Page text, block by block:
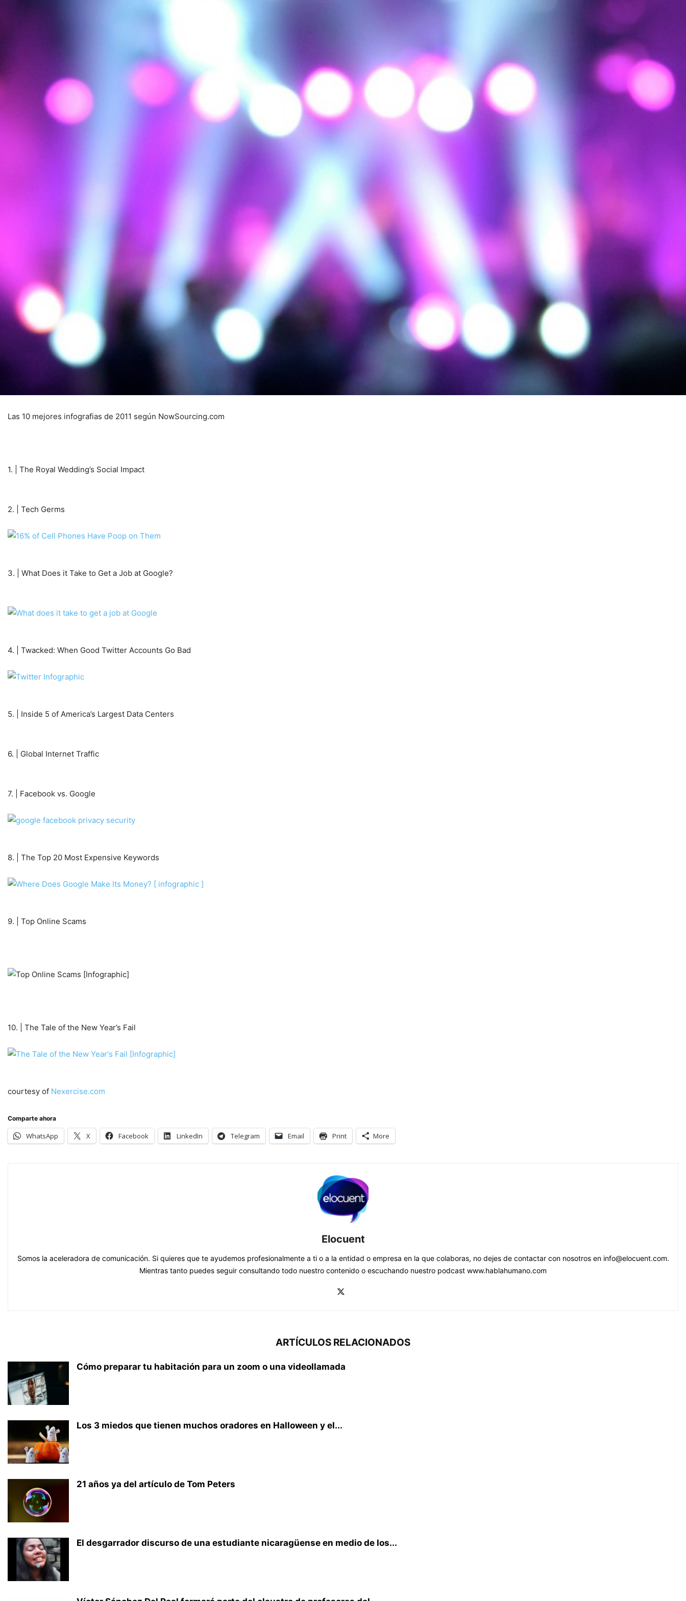
Las 10 mejores infografias de 2011 según NowSourcing.com
1. | The Royal Wedding’s Social Impact
2. | Tech Germs
3. | What Does it Take to Get a Job at Google?
4. | Twacked: When Good Twitter Accounts Go Bad
5. | Inside 5 of America’s Largest Data Centers
6. | Global Internet Traffic
7. | Facebook vs. Google
8. | The Top 20 Most Expensive Keywords
9. | Top Online Scams
10. | The Tale of the New Year’s Fail
courtesy of Nexercise.com
Comparte ahora
WhatsApp X Facebook LinkedIn Telegram Email Print More
Elocuent
Somos la aceleradora de comunicación. Si quieres que te ayudemos profesionalmente a ti o a la entidad o empresa en la que colaboras, no dejes de contactar con nosotros en info@elocuent.com.
Mientras tanto puedes seguir consultando todo nuestro contenido o escuchando nuestro podcast www.hablahumano.com
ARTÍCULOS RELACIONADOS
Cómo preparar tu habitación para un zoom o una videollamada
Los 3 miedos que tienen muchos oradores en Halloween y el...
21 años ya del artículo de Tom Peters
El desgarrador discurso de una estudiante nicaragüense en medio de los...